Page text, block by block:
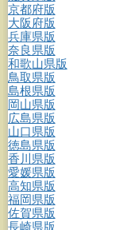
京都府版
大阪府版
兵庫県版
奈良県版
和歌山県版
鳥取県版
島根県版
岡山県版
広島県版
山口県版
徳島県版
香川県版
愛媛県版
高知県版
福岡県版
佐賀県版
長崎県版